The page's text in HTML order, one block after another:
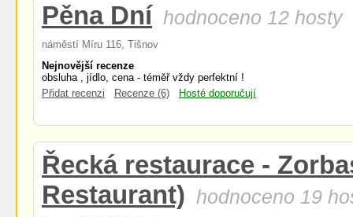
Pěna Dní hodnoceno 12 hosty
náměstí Míru 116, Tišnov
Nejnovější recenze
obsluha , jídlo, cena - téměř vždy perfektní !
Přidat recenzi
Recenze (6) Hosté doporučují
Řecká restaurace -
Restaurant) hodnoceno 19